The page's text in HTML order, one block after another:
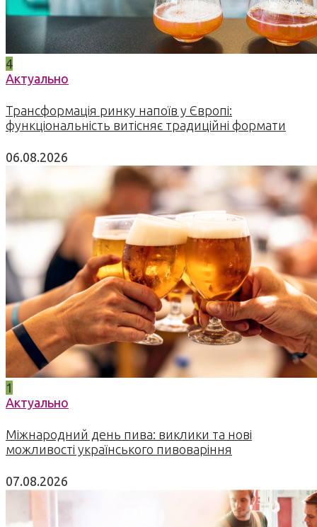
4
Актуально
Трансформація ринку напоїв у Європі:
функціональність витісняє традиційні формати
06.08.2026
1
Актуально
Міжнародний день пива: виклики та нові
можливості українського пивоваріння
07.08.2026